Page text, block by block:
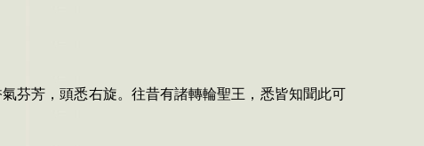
芬芳，頭悉右旋。往昔有諸轉輪聖王，悉皆知聞此可